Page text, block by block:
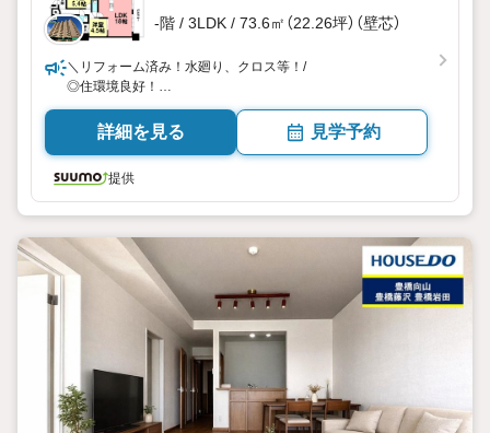
-階 / 3LDK / 73.6㎡（22.26坪）（壁芯）
＼リフォーム済み！水廻り、クロス等！/
◎住環境良好！
◇汐田小エリア
詳細を見る 見学予約
提供